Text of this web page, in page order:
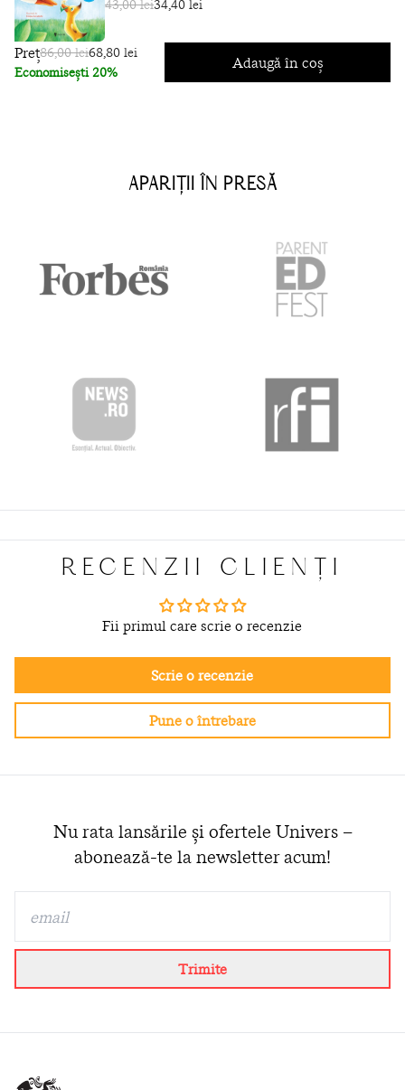
43,00 lei34,40 lei
Preț86,00 lei68,80 lei
Economisești 20%
Adaugă în coș
APARIȚII ÎN PRESĂ
RECENZII CLIENȚI
Fii primul care scrie o recenzie
Scrie o recenzie
Pune o întrebare
Nu rata lansările și ofertele Univers –
abonează-te la newsletter acum!
Trimite